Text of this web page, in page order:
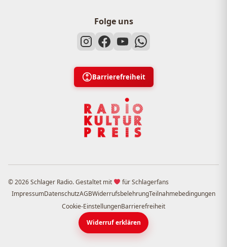
Folge uns
Barrierefreiheit
© 2026 Schlager Radio. Gestaltet mit
für Schlagerfans
ImpressumDatenschutzAGBWiderrufsbelehrungTeilnahmebedingungen
Cookie-EinstellungenBarrierefreiheit
Widerruf erklären